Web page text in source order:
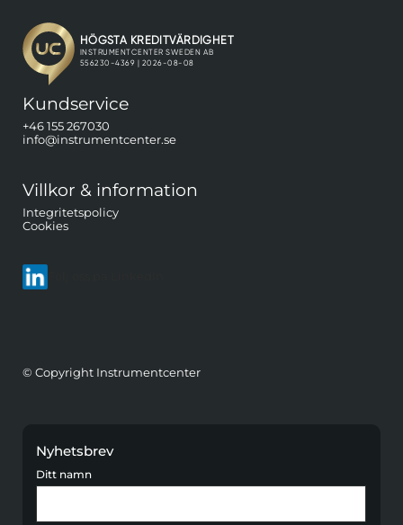
Kundservice
+46 155 267030
info@instrumentcenter.se
Villkor & information
Integritetspolicy
Cookies
© Copyright Instrumentcenter
Nyhetsbrev
Ditt namn